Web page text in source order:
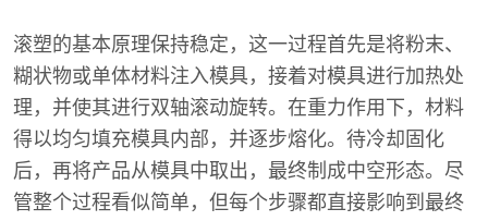
滚塑的基本原理保持稳定，这一过程首先是将粉末、
糊状物或单体材料注入模具，接着对模具进行加热处
理，并使其进行双轴滚动旋转。在重力作用下，材料
得以均匀填充模具内部，并逐步熔化。待冷却固化
后，再将产品从模具中取出，最终制成中空形态。尽
管整个过程看似简单，但每个步骤都直接影响到最终